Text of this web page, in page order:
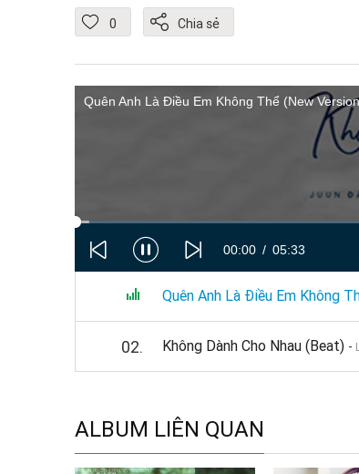
0 Chia sẻ
Quên Anh Là Điều Em Không Thể (New
00:00 05:33
01.
Quên Anh Là Điều Em Không
02. Không Dành Cho Nhau (Beat) -
ALBUM LIÊN QUAN